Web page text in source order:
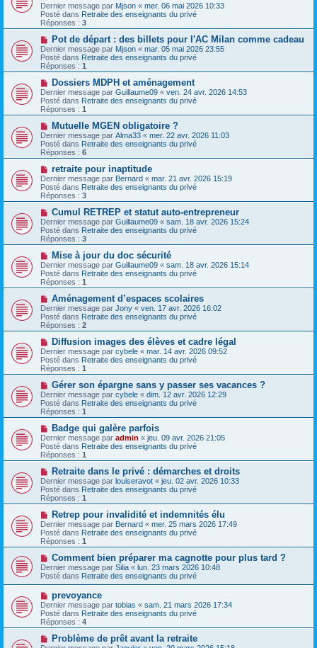
e
s
s
a
g
e
v
e
a
u
m
e
s
s
a
g
e
Dernier message par Mjson « mer. 06 mai 2026 10:33
Posté dans Retraite des enseignants du privé
Réponses : 3
N
o
u
v
e
a
u
m
e
s
s
a
g
e
Pot de départ : des billets pour l'AC Milan comme cadeau
Dernier message par Mjson « mar. 05 mai 2026 23:55
Posté dans Retraite des enseignants du privé
Réponses : 1
N
o
u
v
e
a
u
m
e
s
s
a
g
e
Dossiers MDPH et aménagement
Dernier message par Guillaume09 « ven. 24 avr. 2026 14:53
Posté dans Retraite des enseignants du privé
Réponses : 1
N
o
u
v
e
a
u
m
e
s
s
a
g
e
Mutuelle MGEN obligatoire ?
Dernier message par Alma33 « mer. 22 avr. 2026 11:03
Posté dans Retraite des enseignants du privé
Réponses : 6
N
o
u
v
e
a
m
e
s
s
a
g
e
retraite pour inaptitude
Dernier message par Bernard « mar. 21 avr. 2026 15:19
Posté dans Retraite des enseignants du privé
Réponses : 3
N
o
u
v
e
a
u
m
e
s
a
g
e
Cumul RETREP et statut auto-entrepreneur
Dernier message par Guillaume09 « sam. 18 avr. 2026 15:24
Posté dans Retraite des enseignants du privé
Réponses : 3
N
o
u
v
e
u
m
e
s
s
a
g
e
Mise à jour du doc sécurité
Dernier message par Guillaume09 « sam. 18 avr. 2026 15:14
Posté dans Retraite des enseignants du privé
Réponses : 1
N
o
u
v
e
a
u
m
e
s
s
a
g
e
Aménagement d’espaces scolaires
Dernier message par Jony « ven. 17 avr. 2026 16:02
Posté dans Retraite des enseignants du privé
Réponses : 2
N
o
u
v
e
a
m
e
s
s
a
g
e
Diffusion images des élèves et cadre légal
Dernier message par cybele « mar. 14 avr. 2026 09:52
Posté dans Retraite des enseignants du privé
Réponses : 1
N
o
u
v
e
a
u
m
e
s
s
a
g
e
Gérer son épargne sans y passer ses vacances ?
Dernier message par cybele « dim. 12 avr. 2026 12:29
Posté dans Retraite des enseignants du privé
Réponses : 1
N
o
u
v
e
a
u
m
e
s
s
a
g
e
Badge qui galère parfois
Dernier message par admin « jeu. 09 avr. 2026 21:05
Posté dans Retraite des enseignants du privé
Réponses : 1
N
o
u
v
e
a
u
m
e
s
s
a
g
e
Retraite dans le privé : démarches et droits
Dernier message par louiseravot « jeu. 02 avr. 2026 10:33
Posté dans Retraite des enseignants du privé
Réponses : 1
N
o
u
v
e
a
m
e
a
g
e
Retrep pour invalidité et indemnités élu
Dernier message par Bernard « mer. 25 mars 2026 17:49
Posté dans Retraite des enseignants du privé
Réponses : 1
N
o
u
v
u
m
e
s
Comment bien préparer ma cagnotte pour plus tard ?
Dernier message par Silia « lun. 23 mars 2026 10:48
Posté dans Retraite des enseignants du privé
N
o
u
v
e
a
u
prevoyance
Dernier message par tobias « sam. 21 mars 2026 17:34
Posté dans Retraite des enseignants du privé
Réponses : 4
N
o
Problème de prêt avant la retraite